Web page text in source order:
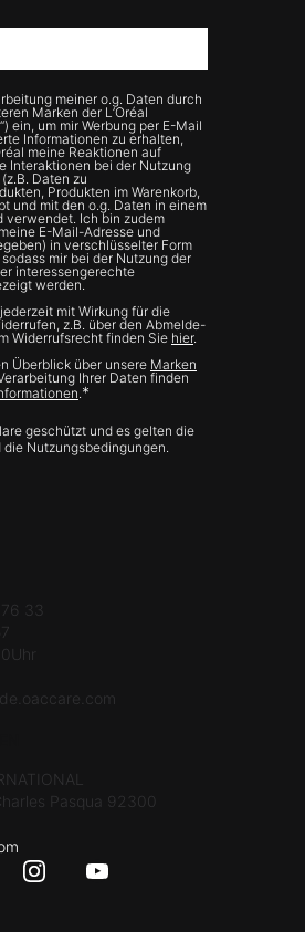
meiner o.g. Daten durch
Marken der L’Oréal
ein, um mir Werbung per E-Mail
Informationen zu erhalten,
meine Reaktionen auf
Interaktionen bei der Nutzung
Daten zu
Produkten im Warenkorb,
und mit den o.g. Daten in einem
verwendet. Ich bin zudem
E-Mail-Adresse und
in verschlüsselter Form
mir bei der Nutzung der
interessengerechte
werden.
mit Wirkung für die
z.B. über den Abmelde-
Widerrufsrecht finden Sie hier.
Überblick über unsere Marken
Ihrer Daten finden
.*
geschützt und es gelten die
Nutzungsbedingungen.
33
Pasqua 92300